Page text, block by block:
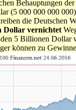
Behauptungen
(5 000 000 000
die Deutschen
Dollar vernichtet
5 Billionen Dollar
können zu